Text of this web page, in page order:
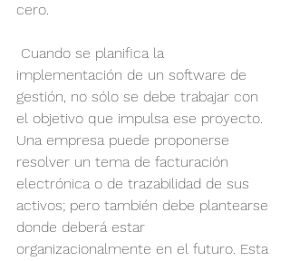
cero.
implementación de un software de
gestión, no sólo se debe trabajar con
el objetivo que impulsa ese proyecto.
Una empresa puede proponerse
resolver un tema de facturación
electrónica o de trazabilidad de sus
activos; pero también debe plantearse
donde deberá estar
organizacionalmente en el futuro. Esta